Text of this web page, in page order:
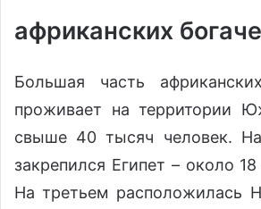
африканских
Большая часть
проживает на территории
свыше 40 тысяч человек.
закрепился Египет – около
На третьем расположилась